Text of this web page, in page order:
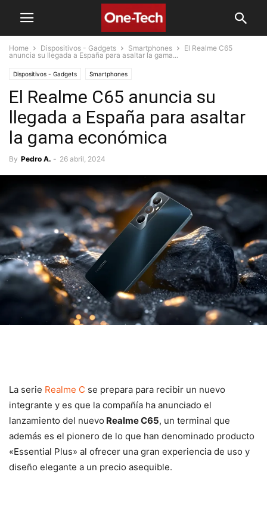
Home Dispositivos - Gadgets Smartphones
El Realme C65
anuncia su llegada a España para asaltar la gama...
Dispositivos - Gadgets Smartphones
El Realme C65 anuncia su
llegada a España para asaltar
la gama económica
By Pedro A. - 26 abril, 2024
La serie Realme C se prepara para recibir un nuevo
integrante y es que la compañía ha anunciado el
lanzamiento del nuevo Realme C65, un terminal que
además es el pionero de lo que han denominado producto
«Essential Plus» al ofrecer una gran experiencia de uso y
diseño elegante a un precio asequible.